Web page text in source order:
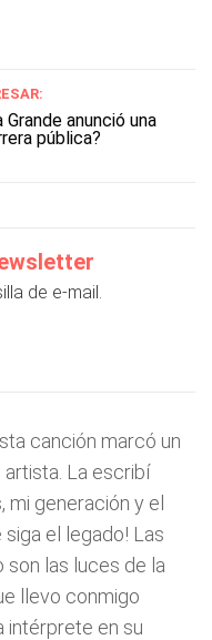
Grande anunció una
pública?
de e-mail.
canción marcó un
La escribí
mi generación y el
siga el legado! Las
son las luces de la
llevo conmigo
intérprete en su